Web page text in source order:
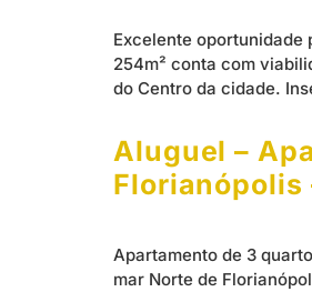
Excelente
254m² conta com
do Centro da cidade.
Aluguel –
Florianópolis
Apartamento de 3
mar Norte de